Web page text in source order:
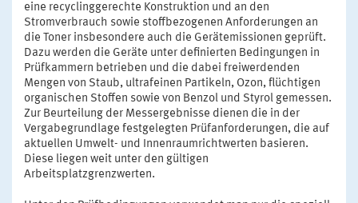
eine recyclinggerechte Konstruktion und an den
Stromverbrauch sowie stoffbezogenen Anforderungen an
die Toner insbesondere auch die Gerätemissionen geprüft.
Dazu werden die Geräte unter definierten Bedingungen in
Prüfkammern betrieben und die dabei freiwerdenden
Mengen von Staub, ultrafeinen Partikeln, Ozon, flüchtigen
organischen Stoffen sowie von Benzol und Styrol gemessen.
Zur Beurteilung der Messergebnisse dienen die in der
Vergabegrundlage festgelegten Prüfanforderungen, die auf
aktuellen Umwelt- und Innenraumrichtwerten basieren.
Diese liegen weit unter den gültigen
Arbeitsplatzgrenzwerten.